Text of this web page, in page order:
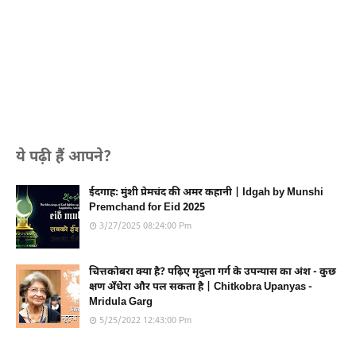
ये पढ़ी हैं आपने?
ईदगाह: मुंशी प्रेमचंद की अमर कहानी | Idgah by Munshi
Premchand for Eid 2025
3/27/2025 08:24:00 Pm
चित्तकोबरा क्या है? पढ़िए मृदुला गर्ग के उपन्यास का अंश - कुछ
क्षण अँधेरा और पल सकता है | Chitkobra Upanyas -
Mridula Garg
5/25/2022 12:43:00 Pm